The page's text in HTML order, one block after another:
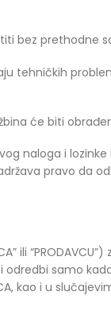
bez prethodne
tehničkih
će biti
naloga i
pravo da
ili
samo
kao i u